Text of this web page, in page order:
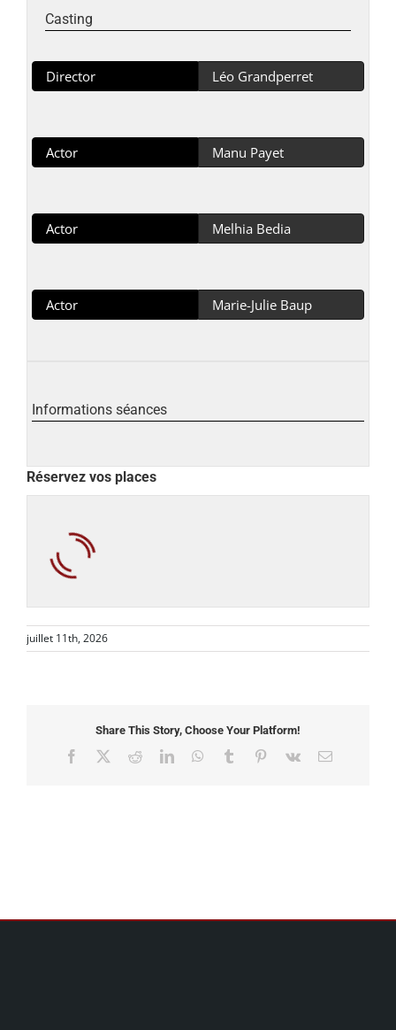
Casting
Director Léo Grandperret
Actor Manu Payet
Actor Melhia Bedia
Actor Marie-Julie Baup
Informations séances
Réservez vos places
juillet 11th, 2026
Share This Story, Choose Your Platform!
Facebook RedditLinkedInWhatsApp
Tumblr Pinterest
Vk Email